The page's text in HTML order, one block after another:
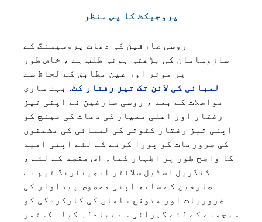
پروجیکٹ کا پس منظر
روسی صارفین کی دھات پروسیسنگ کے
سازوسامان کی بڑھتی ہوئی طلب ہے ، خاص طور
پر موثر اور عین مطابق کے لحاظ سے
لمبائی کی لائن تک تیز رفتار کٹ. بہت ساری
مواصلات کے بعد ، روسی صارفین نے اپنی تیز
رفتار اور اعلی معیار کی دھات کی قینچ کو
اپنی تیز رفتار کٹوتی کی لمبائی کی مشینوں
کی ضروریات کو پورا کرنے کے لئے اپنی امید
کا واضح طور پر اظہار کیا۔ اس مقصد کے لئے ،
کنگریل اسٹیل سلائٹر انجینئرنگ ٹیم نے
صارفین کے ساتھ اپنی مخصوص پیداوار کی
ضروریات اور متوقع سامان کی کارکردگی کو
سمجھنے کے لئے گہرائی سے تبادلہ کیا۔ کسٹمر